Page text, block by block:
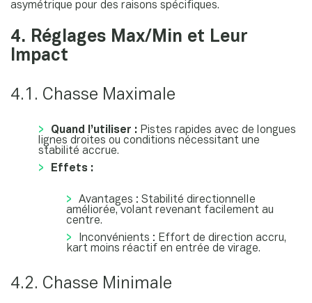
asymétrique pour des raisons spécifiques.
4. Réglages Max/Min et Leur
Impact
4.1. Chasse Maximale
Quand l’utiliser : Pistes rapides avec de longues
lignes droites ou conditions nécessitant une
stabilité accrue.
Effets :
Avantages : Stabilité directionnelle
améliorée, volant revenant facilement au
centre.
Inconvénients : Effort de direction accru,
kart moins réactif en entrée de virage.
4.2. Chasse Minimale